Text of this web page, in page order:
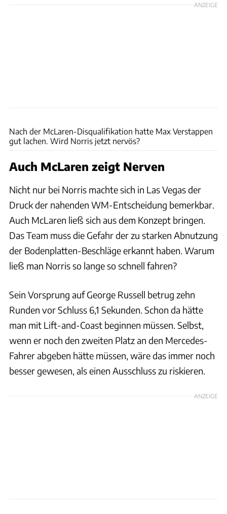
ANZEIGE
Nach der McLaren-Disqualifikation hatte Max Verstappen
gut lachen. Wird Norris jetzt nervös?
Auch McLaren zeigt Nerven
Nicht nur bei Norris machte sich in Las Vegas der
Druck der nahenden WM-Entscheidung bemerkbar.
Auch McLaren ließ sich aus dem Konzept bringen.
Das Team muss die Gefahr der zu starken Abnutzung
der Bodenplatten-Beschläge erkannt haben. Warum
ließ man Norris so lange so schnell fahren?
Sein Vorsprung auf George Russell betrug zehn
Runden vor Schluss 6,1 Sekunden. Schon da hätte
man mit Lift-and-Coast beginnen müssen. Selbst,
wenn er noch den zweiten Platz an den Mercedes-
Fahrer abgeben hätte müssen, wäre das immer noch
besser gewesen, als einen Ausschluss zu riskieren.
ANZEIGE